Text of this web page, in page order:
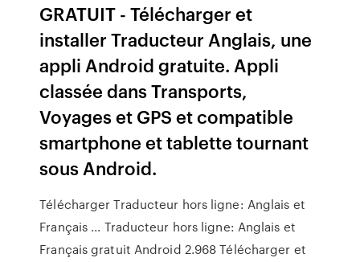
GRATUIT - Télécharger et
installer Traducteur Anglais, une
appli Android gratuite. Appli
classée dans Transports,
Voyages et GPS et compatible
smartphone et tablette tournant
sous Android.
Télécharger Traducteur hors ligne: Anglais et
Français ... Traducteur hors ligne: Anglais et
Français gratuit Android 2.968 Télécharger et